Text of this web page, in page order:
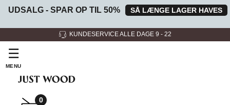
UDSALG - SPAR OP TIL 50% SÅ LÆNGE LAGER HAVES
3 SHOWROOMS
☰
MENU
0